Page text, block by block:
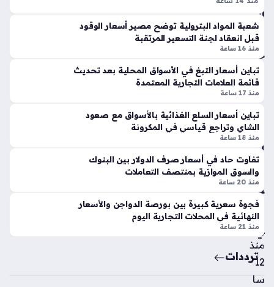
إل
ى
الم
غر
ب
وتب
دأ
مع
س
كر
ها
الم
غل
ق
في
مرا
ك
ش
منذ
3
الم
ص
ري
خلا
ل
تعا
ملا
ت
ش
هر
أغ
س
ط
س
الح
ال
ي
منذ
12
سا
السبت الثامن من أغسطس 2026، حيث سجلت الأسعار صعودًا
بمقدار 25 جنيهًا في الجرام الواحد، ليبلغ عيار 21 مستوى 6125…
شعبة المواد البترولية توضح مصير أسعار الوقود
قبل انعقاد لجنة التسعير المرتقبة
منذ 16 ساعة
تباين أسعار التبغ في الأسواق المحلية بعد تحديث
قائمة العلامات التجارية المعتمدة
منذ 17 ساعة
تباين أسعار السلع الغذائية بالأسواق مع صعود
الشاي وتراجع قياسي في المكرونة
منذ 18 ساعة
تفاوت حاد في أسعار صرف الدولار بين البنوك
والسوق الموازية بمنتصف التعاملات
منذ 20 ساعة
فجوة سعرية كبيرة بين بورصة الدواجن والأسعار
النهائية في المحلات التجارية اليوم
منذ 21 ساعة
ترددات